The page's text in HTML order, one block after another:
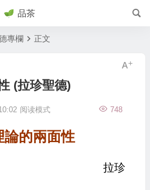
品茶
專欄 正文
(拉珍聖德)
748
阅读模式
論的兩面性
拉珍